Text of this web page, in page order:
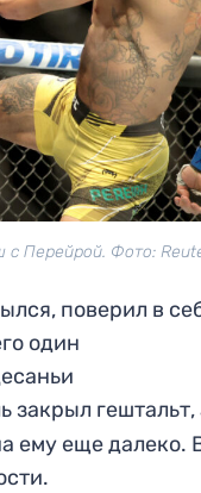
с Перейрой. Фото:
поверил в
один
закрыл гештальт,
ему еще далеко.